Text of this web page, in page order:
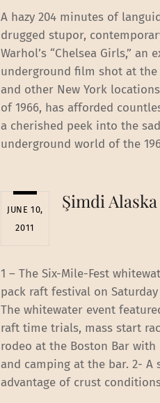
A hazy 204 minutes of
drugged stupor,
Warhol’s “Chelsea Girls,” an
underground film shot at the
and other New York
of 1966, has afforded
a cherished peek into the
underground world of the
JUNE 10,
2011
Şimdi Alaska
1 – The Six-Mile-Fest
pack raft festival on Saturday
The whitewater event
raft time trials, mass start
rodeo at the Boston Bar
and camping at the bar. 2- A
advantage of crust